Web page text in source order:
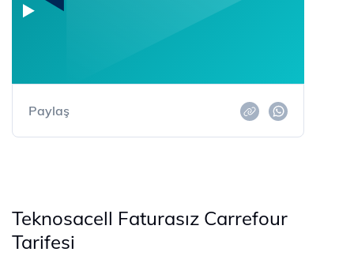
Paylaş
Teknosacell Faturasız Carrefour
Tarifesi